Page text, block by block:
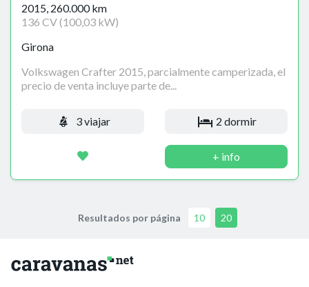
2015, 260.000 km
136 CV (100,03 kW)
Girona
Volkswagen Crafter 2015, parcialmente camperizada, el
precio de venta incluye parte de...
3 viajar 2 dormir
+ info
Resultados por página 10 20